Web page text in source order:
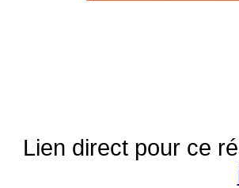
Lien direct pour ce